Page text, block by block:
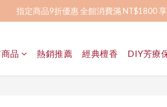
指定商品9折優惠 全館消費滿 NT$1800
指定商品9折優惠 全館消費滿 NT$1800
賀！榮獲2024屏東卓越企業獎幸福
品 熱銷推薦 經典檀香 DIY芳療